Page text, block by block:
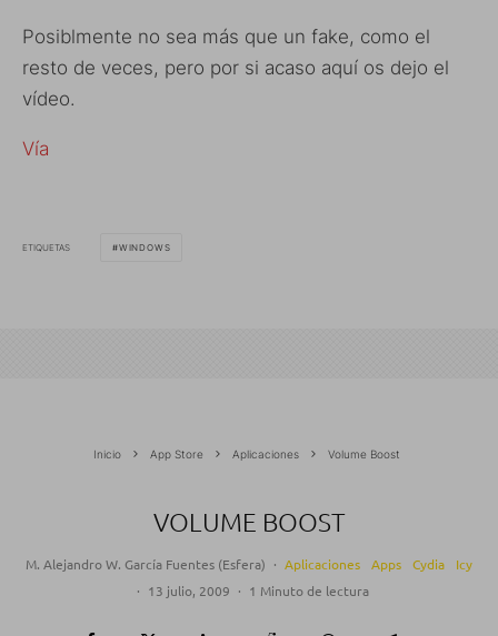
Posiblmente no sea más que un fake, como el
resto de veces, pero por si acaso aquí os dejo el
vídeo.
Vía
ETIQUETAS WINDOWS
Inicio App Store Aplicaciones Volume Boost
VOLUME BOOST
M. Alejandro W. García Fuentes (Esfera) · Aplicaciones Apps Cydia
Icy
· 13 julio, 2009 · 1 Minuto de lectura